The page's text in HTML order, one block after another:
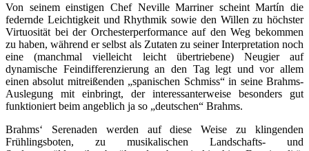
Von seinem einstigen Chef Neville Marriner scheint Martín die
federnde Leichtigkeit und Rhythmik sowie den Willen zu höchster
Virtuosität bei der Orchesterperformance auf den Weg bekommen
zu haben, während er selbst als Zutaten zu seiner Interpretation noch
eine (manchmal vielleicht leicht übertriebene) Neugier auf
dynamische Feindifferenzierung an den Tag legt und vor allem
einen absolut mitreißenden „spanischen Schmiss“ in seine Brahms-
Auslegung mit einbringt, der interessanterweise besonders gut
funktioniert beim angeblich ja so „deutschen“ Brahms.
Brahms‘ Serenaden werden auf diese Weise zu klingenden
Frühlingsboten, zu musikalischen Landschafts- und